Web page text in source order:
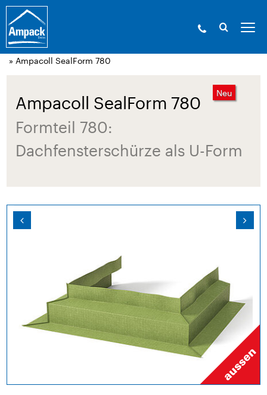
Ampack - Die Experten der Gebäudehülle. Seit
1946.»Produkte
Zubehör zu
Ampatop Seal (GHS)
» Ampacoll SealForm 780
Ampacoll SealForm 780
Neu
Formteil 780:
Dachfensterschürze als U-Form